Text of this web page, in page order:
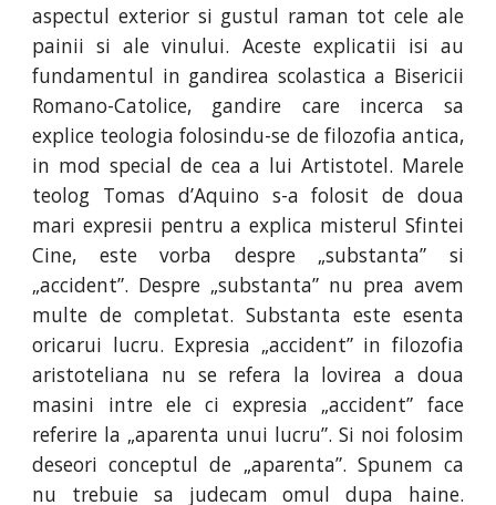
aspectul exterior si gustul raman tot cele ale
painii si ale vinului. Aceste explicatii isi au
fundamentul in gandirea scolastica a Bisericii
Romano-Catolice, gandire care incerca sa
explice teologia folosindu-se de filozofia antica,
in mod special de cea a lui Artistotel. Marele
teolog Tomas d’Aquino s-a folosit de doua
mari expresii pentru a explica misterul Sfintei
Cine, este vorba despre „substanta” si
„accident”. Despre „substanta” nu prea avem
multe de completat. Substanta este esenta
oricarui lucru. Expresia „accident” in filozofia
aristoteliana nu se refera la lovirea a doua
masini intre ele ci expresia „accident” face
referire la „aparenta unui lucru”. Si noi folosim
deseori conceptul de „aparenta”. Spunem ca
nu trebuie sa judecam omul dupa haine.